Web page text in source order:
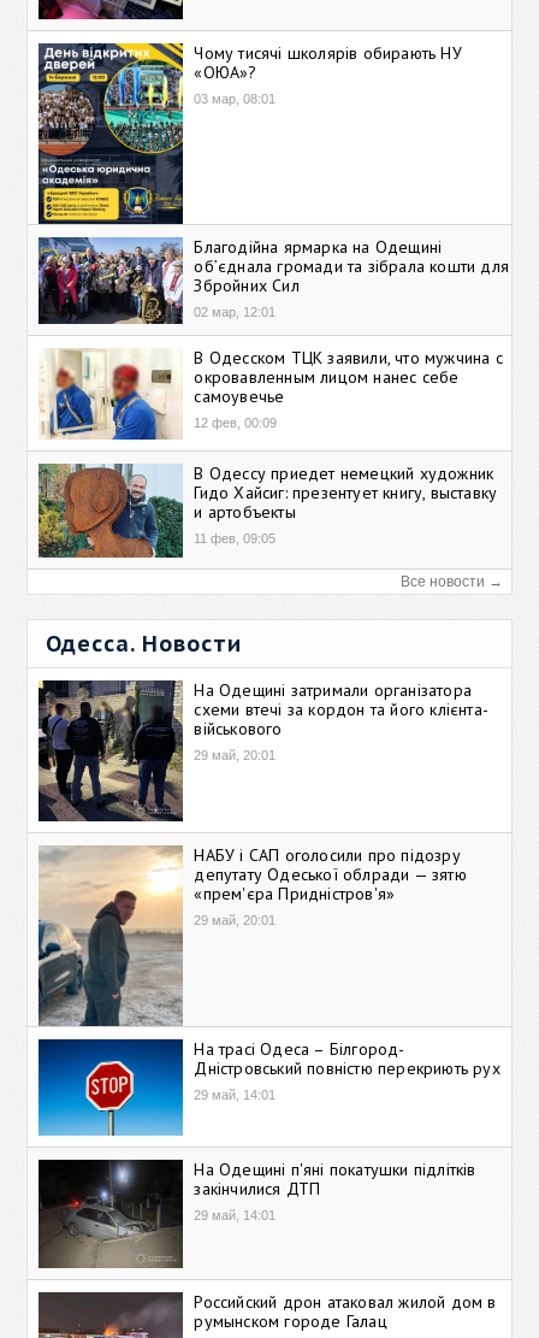
Чому тисячі школярів обирають НУ
«ОЮА»?
03 мар, 08:01
Благодійна ярмарка на Одещині
об’єднала громади та зібрала кошти для
Збройних Сил
02 мар, 12:01
В Одесском ТЦК заявили, что мужчина с
окровавленным лицом нанес себе
самоувечье
12 фев, 00:09
В Одессу приедет немецкий художник
Гидо Хайсиг: презентует книгу, выставку
и артобъекты
11 фев, 09:05
Все новости →
Одесса. Новости
На Одещині затримали організатора
схеми втечі за кордон та його клієнта-
військового
29 май, 20:01
НАБУ і САП оголосили про підозру
депутату Одеської облради — зятю
«прем'єра Придністров'я»
29 май, 20:01
На трасі Одеса – Білгород-
Дністровський повністю перекриють рух
29 май, 14:01
На Одещині п'яні покатушки підлітків
закінчилися ДТП
29 май, 14:01
Российский дрон атаковал жилой дом в
румынском городе Галац